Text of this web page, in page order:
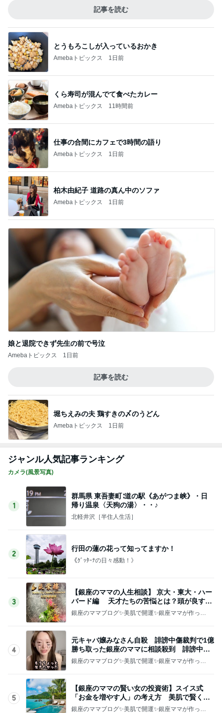
記事を読む
とうもろこしが入っているおかき
Amebaトピックス 1日前
くら寿司が混んでて食べたカレー
Amebaトピックス 11時間前
仕事の合間にカフェで3時間の語り
Amebaトピックス 1日前
柏木由紀子 道路の真ん中のソファ
Amebaトピックス 1日前
娘と退院できず先生の前で号泣
Amebaトピックス 1日前
記事を読む
堀ちえみの夫 鶏すきの〆のうどん
Amebaトピックス 1日前
ジャンル人気記事ランキング
カメラ(風景写真)
1
群馬県 東吾妻町∶道の駅《あがつま峡》・日
帰り温泉〈天狗の湯〉・・♪
北軽井沢［半住人生活］
2
行田の蓮の花って知ってますか！
《ｸﾞｯﾀｰﾅの日々感動！》
3
【銀座のママの人生相談】 京大・東大・ハー
バード編 天才たちの苦悩とは？頭が良すぎ
て悩む人
銀座のママブログ✨美肌で開運✨銀座ママが作った
4
元キャバ嬢みなさん自殺 誹謗中傷裁判で1億
勝ち取った銀座のママに相談殺到 誹謗中傷
は正義じゃない
銀座のママブログ✨美肌で開運✨銀座ママが作った
5
【銀座のママの賢い女の投資術】スイス式
「お金を増やす人」の考え方 美肌で賢く金
運UP これが正解
銀座のママブログ✨美肌で開運✨銀座ママが作った